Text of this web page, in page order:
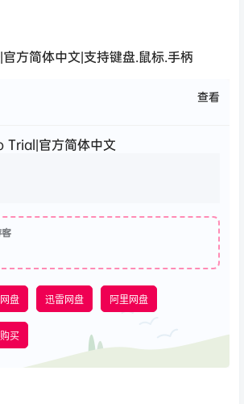
方简体中文|支持键盘.鼠标.手柄
查看
Trial|官方简体中文
盘 迅雷网盘 阿里网盘
买